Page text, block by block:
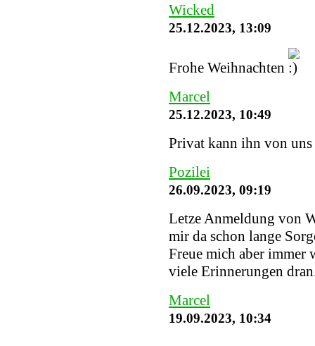
Wicked
25.12.2023, 13:09
Frohe Weihnachten
Marcel
25.12.2023, 10:49
Privat kann ihn von uns
Pozilei
26.09.2023, 09:19
Letze Anmeldung von
mir da schon lange
Freue mich aber immer
viele Erinnerungen
Marcel
19.09.2023, 10:34